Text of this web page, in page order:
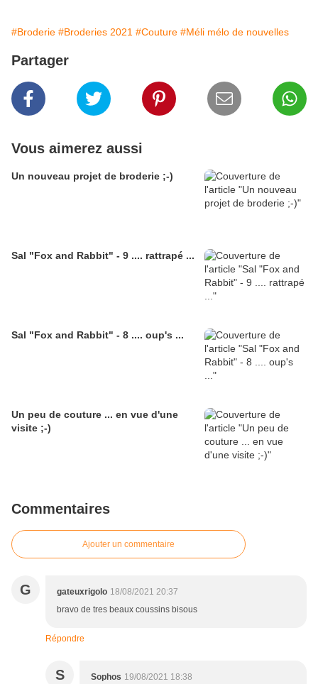
#Broderie #Broderies 2021 #Couture #Méli mélo de nouvelles
Partager
Vous aimerez aussi
Un nouveau projet de broderie ;-)
Sal "Fox and Rabbit" - 9 .... rattrapé ...
Sal "Fox and Rabbit" - 8 .... oup's ...
Un peu de couture ... en vue d'une
visite ;-)
Commentaires
Ajouter un commentaire
G gateuxrigolo 18/08/2021 20:37
bravo de tres beaux coussins bisous
Répondre
S Sophos 19/08/2021 18:38